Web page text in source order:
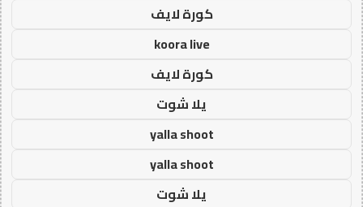
كورة لايف
koora live
كورة لايف
يلا شوت
yalla shoot
yalla shoot
يلا شوت